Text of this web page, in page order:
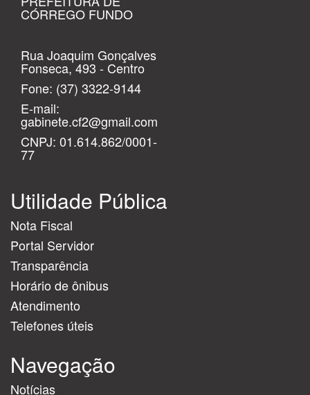
CÓRREGO FUNDO
Rua Joaquim Gonçalves
Fonseca, 493 - Centro
Fone: (37) 3322-9144
E-mail:
gabinete.cf2@gmail.com
CNPJ: 01.614.862/0001-
77
Utilidade Pública
Nota Fiscal
Portal Servidor
Transparência
Horário de ônibus
Atendimento
Telefones úteis
Navegação
Notícias